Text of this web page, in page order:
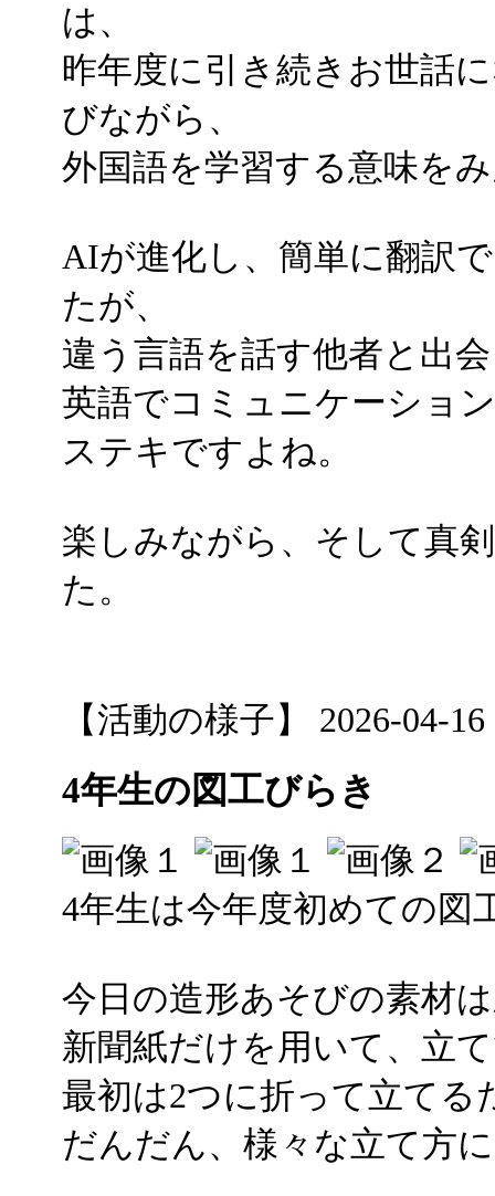
は、
昨年度に引き続きお世話
びながら、
外国語を学習する意味を
AIが進化し、簡単に翻訳
たが、
違う言語を話す他者と出
英語でコミュニケーショ
ステキですよね。
楽しみながら、そして真
た。
【活動の様子】 2026-04-
4年生の図工びらき
4年生は今年度初めての図
今日の造形あそびの素材
新聞紙だけを用いて、立
最初は2つに折って立てる
だんだん、様々な立て方